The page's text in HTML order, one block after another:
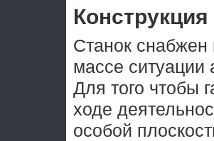
Конструкция
Станок снабжен
массе ситуации
Для того чтобы
ходе
особой